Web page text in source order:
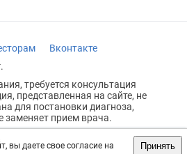
вы даете свое согласие на
Принять
Вконтакте
требуется консультация
представленная на сайте, не
для постановки диагноза,
заменяет прием врача.
18+